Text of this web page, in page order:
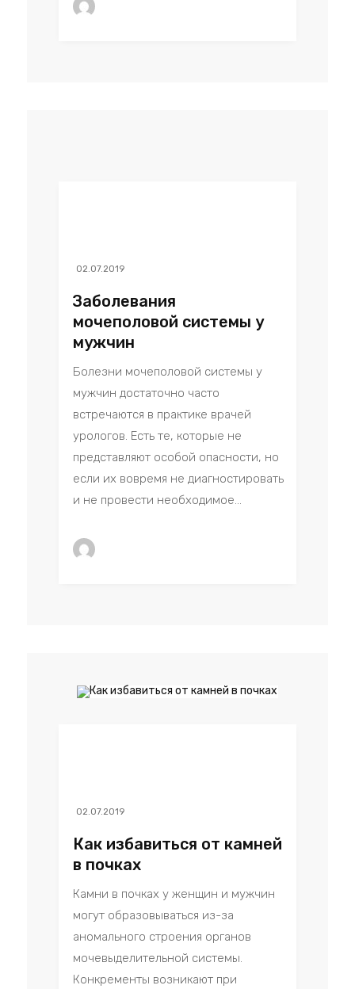
02.07.2019
Заболевания
мочеполовой системы у
мужчин
Болезни мочеполовой системы у
мужчин достаточно часто
встречаются в практике врачей
урологов. Есть те, которые не
представляют особой опасности, но
если их вовремя не диагностировать
и не провести необходимое...
02.07.2019
Как избавиться от камней
в почках
Камни в почках у женщин и мужчин
могут образовываться из-за
аномального строения органов
мочевыделительной системы.
Конкременты возникают при